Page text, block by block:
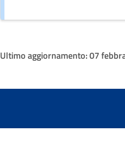
Ultimo aggiornamento:07